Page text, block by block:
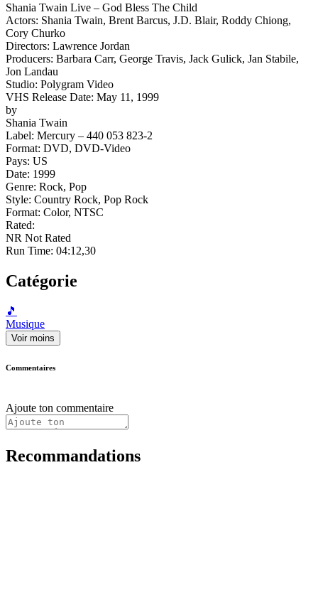
Shania Twain Live – God Bless The Child
Actors: Shania Twain, Brent Barcus, J.D. Blair, Roddy Chiong,
Cory Churko
Directors: Lawrence Jordan
Producers: Barbara Carr, George Travis, Jack Gulick, Jan Stabile,
Jon Landau
Studio: Polygram Video
VHS Release Date: May 11, 1999
by
Shania Twain
Label: Mercury ‎– 440 053 823-2
Format: DVD, DVD-Video
Pays: US
Date: 1999
Genre: Rock, Pop
Style: Country Rock, Pop Rock
Format: Color, NTSC
Rated:
NR Not Rated
Run Time: 04:12,30
Catégorie
🎵
Musique
Voir moins
Commentaires
Ajoute ton commentaire
Recommandations